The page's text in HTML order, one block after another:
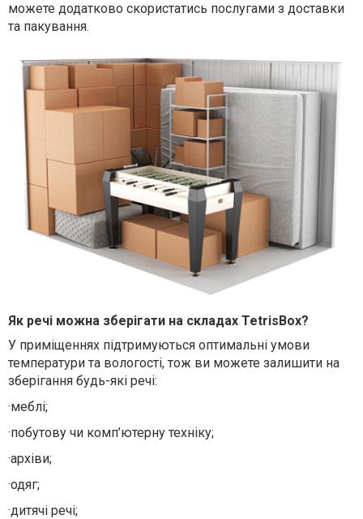
можете додатково скористатись послугами з доставки
та пакування.
Як речі можна зберігати на складах TetrisBox?
У приміщеннях підтримуються оптимальні умови
температури та вологості, тож ви можете залишити на
зберігання будь-які речі:
·меблі;
·побутову чи комп’ютерну техніку;
·архіви;
·одяг;
·дитячі речі;